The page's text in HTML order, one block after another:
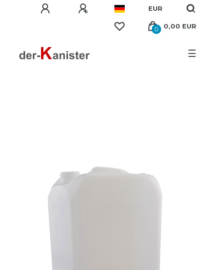
EUR
0 0,00 EUR
☰